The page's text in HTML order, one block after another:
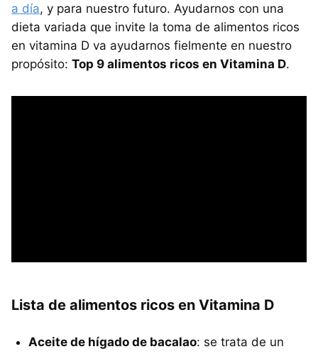
a día, y para nuestro futuro. Ayudarnos con una
dieta variada que invite la toma de alimentos ricos
en vitamina D va ayudarnos fielmente en nuestro
propósito: Top 9 alimentos ricos en Vitamina D.
Lista de alimentos ricos en Vitamina D
Aceite de hígado de bacalao: se trata de un